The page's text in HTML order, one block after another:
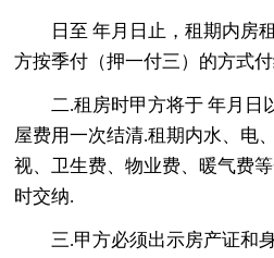
日至 年月日止，租期内房
方按季付（押一付三）的方式
二.租房时甲方将于 年月日
屋费用一次结清.租期内水、电
视、卫生费、物业费、暖气费
时交纳.
三.甲方必须出示房产证和